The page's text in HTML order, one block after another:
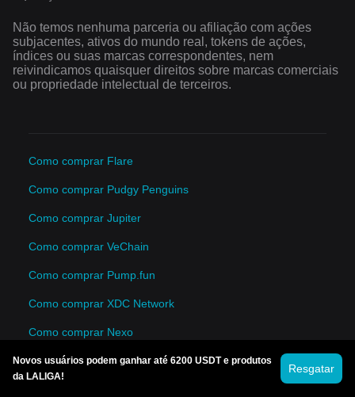
Não temos nenhuma parceria ou afiliação com ações
subjacentes, ativos do mundo real, tokens de ações,
índices ou suas marcas correspondentes, nem
reivindicamos quaisquer direitos sobre marcas comerciais
ou propriedade intelectual de terceiros.
Como comprar Flare
Como comprar Pudgy Penguins
Como comprar Jupiter
Como comprar VeChain
Como comprar Pump.fun
Como comprar XDC Network
Como comprar Nexo
Como comprar OFFICIAL TRUMP
Novos usuários podem ganhar até 6200 USDT e produtos
da LALIGA!
Resgatar